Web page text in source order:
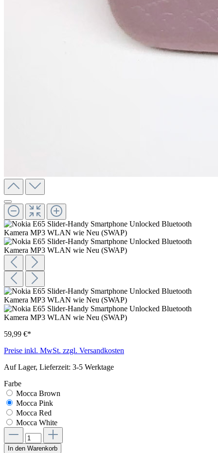
59,99 €*
Preise inkl. MwSt. zzgl. Versandkosten
Auf Lager, Lieferzeit: 3-5 Werktage
Farbe
Mocca Brown
Mocca Pink
Mocca Red
Mocca White
In den Warenkorb